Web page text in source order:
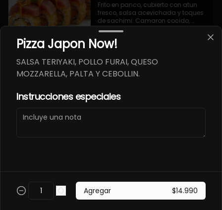
Frito en panco, cubierto con atun
fresco, salsa acevichada y toques
de sachimi. Camaron cocido,
queso, palmito.
$11.490
EBI SAKE FURAY
Envuelto en palta, cubierto con
salmon fresco, salsa acevichada y
Frito en panco, cubierto con pulpo y
salsa acevichada, toques de
shichimi. Camaron furay, queso,
Pizza Japon Now!
SALSA TERIYAKI, POLLO FURAI, QUESO
MOZZARELLA, PALTA Y CEBOLLIN.
Instrucciones especiales
Agregar $14.990